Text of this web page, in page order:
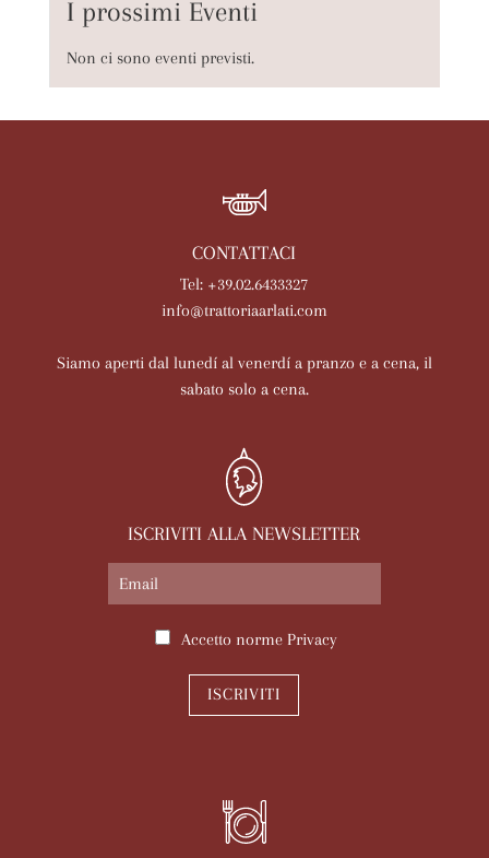
I prossimi Eventi
Non ci sono eventi previsti.
CONTATTACI
Tel: +39.02.6433327
info@trattoriaarlati.com
Siamo aperti dal lunedí al venerdí a pranzo e a cena, il
sabato solo a cena.
ISCRIVITI ALLA NEWSLETTER
Accetto norme Privacy
ISCRIVITI